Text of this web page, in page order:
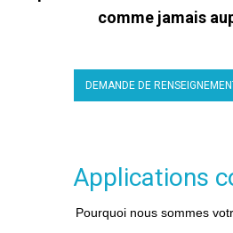
comme jamais
DEMANDE DE
Applications
Pourquoi nous sommes